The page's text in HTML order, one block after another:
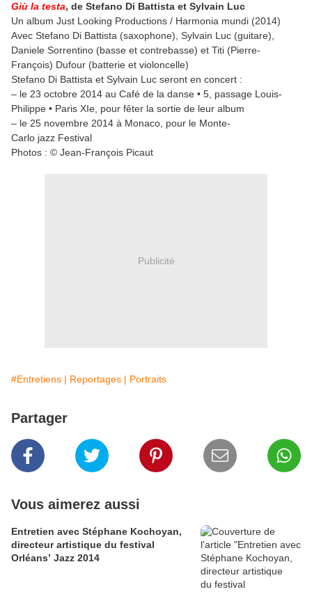
Giù la testa, de Stefano Di Battista et Sylvain Luc
Un album Just Looking Productions / Harmonia mundi (2014)
Avec Stefano Di Battista (saxophone), Sylvain Luc (guitare),
Daniele Sorrentino (basse et contrebasse) et Titi (Pierre-
François) Dufour (batterie et violoncelle)
Stefano Di Battista et Sylvain Luc seront en concert :
– le 23 octobre 2014 au Café de la danse • 5, passage Louis-
Philippe • Paris XIe, pour fêter la sortie de leur album
– le 25 novembre 2014 à Monaco, pour le Monte-
Carlo jazz Festival
Photos : © Jean-François Picaut
Publicité
#Entretiens | Reportages | Portraits
Partager
Vous aimerez aussi
Entretien avec Stéphane Kochoyan,
directeur artistique du festival
Orléans’ Jazz 2014